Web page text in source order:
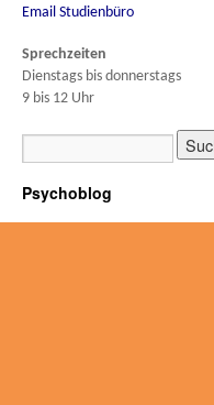
Email Studienbüro
Sprechzeiten
Dienstags bis donnerstags
9 bis 12 Uhr
Psychoblog